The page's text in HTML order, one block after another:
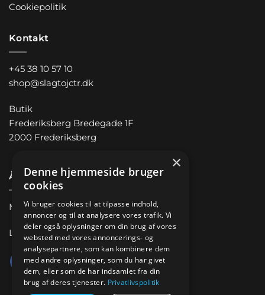
Cookiepolitik
Kontakt
+45 38 10 57 10
shop@slagtojctr.dk
Butik
Frederiksberg Bredegade 1F
2000 Frederiksberg
Åbningstider
Man-Fre 11.00 – 18.00
Lørdag 10.00 – 14.00
×
Denne hjemmeside bruger
cookies
Vi bruger cookies til at tilpasse indhold,
annoncer og til at analysere vores trafik. Vi
deler også oplysninger om din brug af vores
websted med vores annoncerings- og
analysepartnere, som kan kombinere dem
med andre oplysninger, som du har givet
dem, eller som de har indsamlet fra din
brug af deres tjenester. Privatlivspolitik